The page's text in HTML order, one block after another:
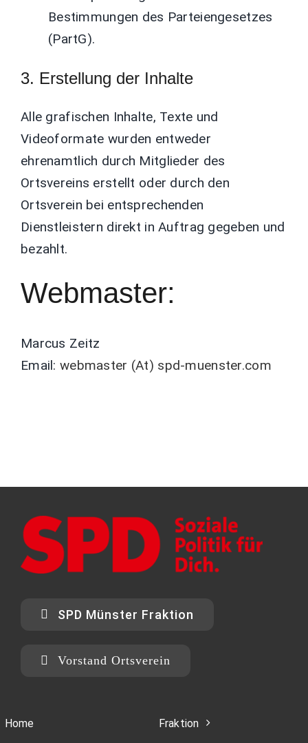
Bestimmungen des Parteiengesetzes
(PartG).
3. Erstellung der Inhalte
Alle grafischen Inhalte, Texte und
Videoformate wurden entweder
ehrenamtlich durch Mitglieder des
Ortsvereins erstellt oder durch den
Ortsverein bei entsprechenden
Dienstleistern direkt in Auftrag gegeben und
bezahlt.
Webmaster:
Marcus Zeitz
Email: webmaster (At) spd-muenster.com
SPD Münster Fraktion
Vorstand Ortsverein
Home Fraktion